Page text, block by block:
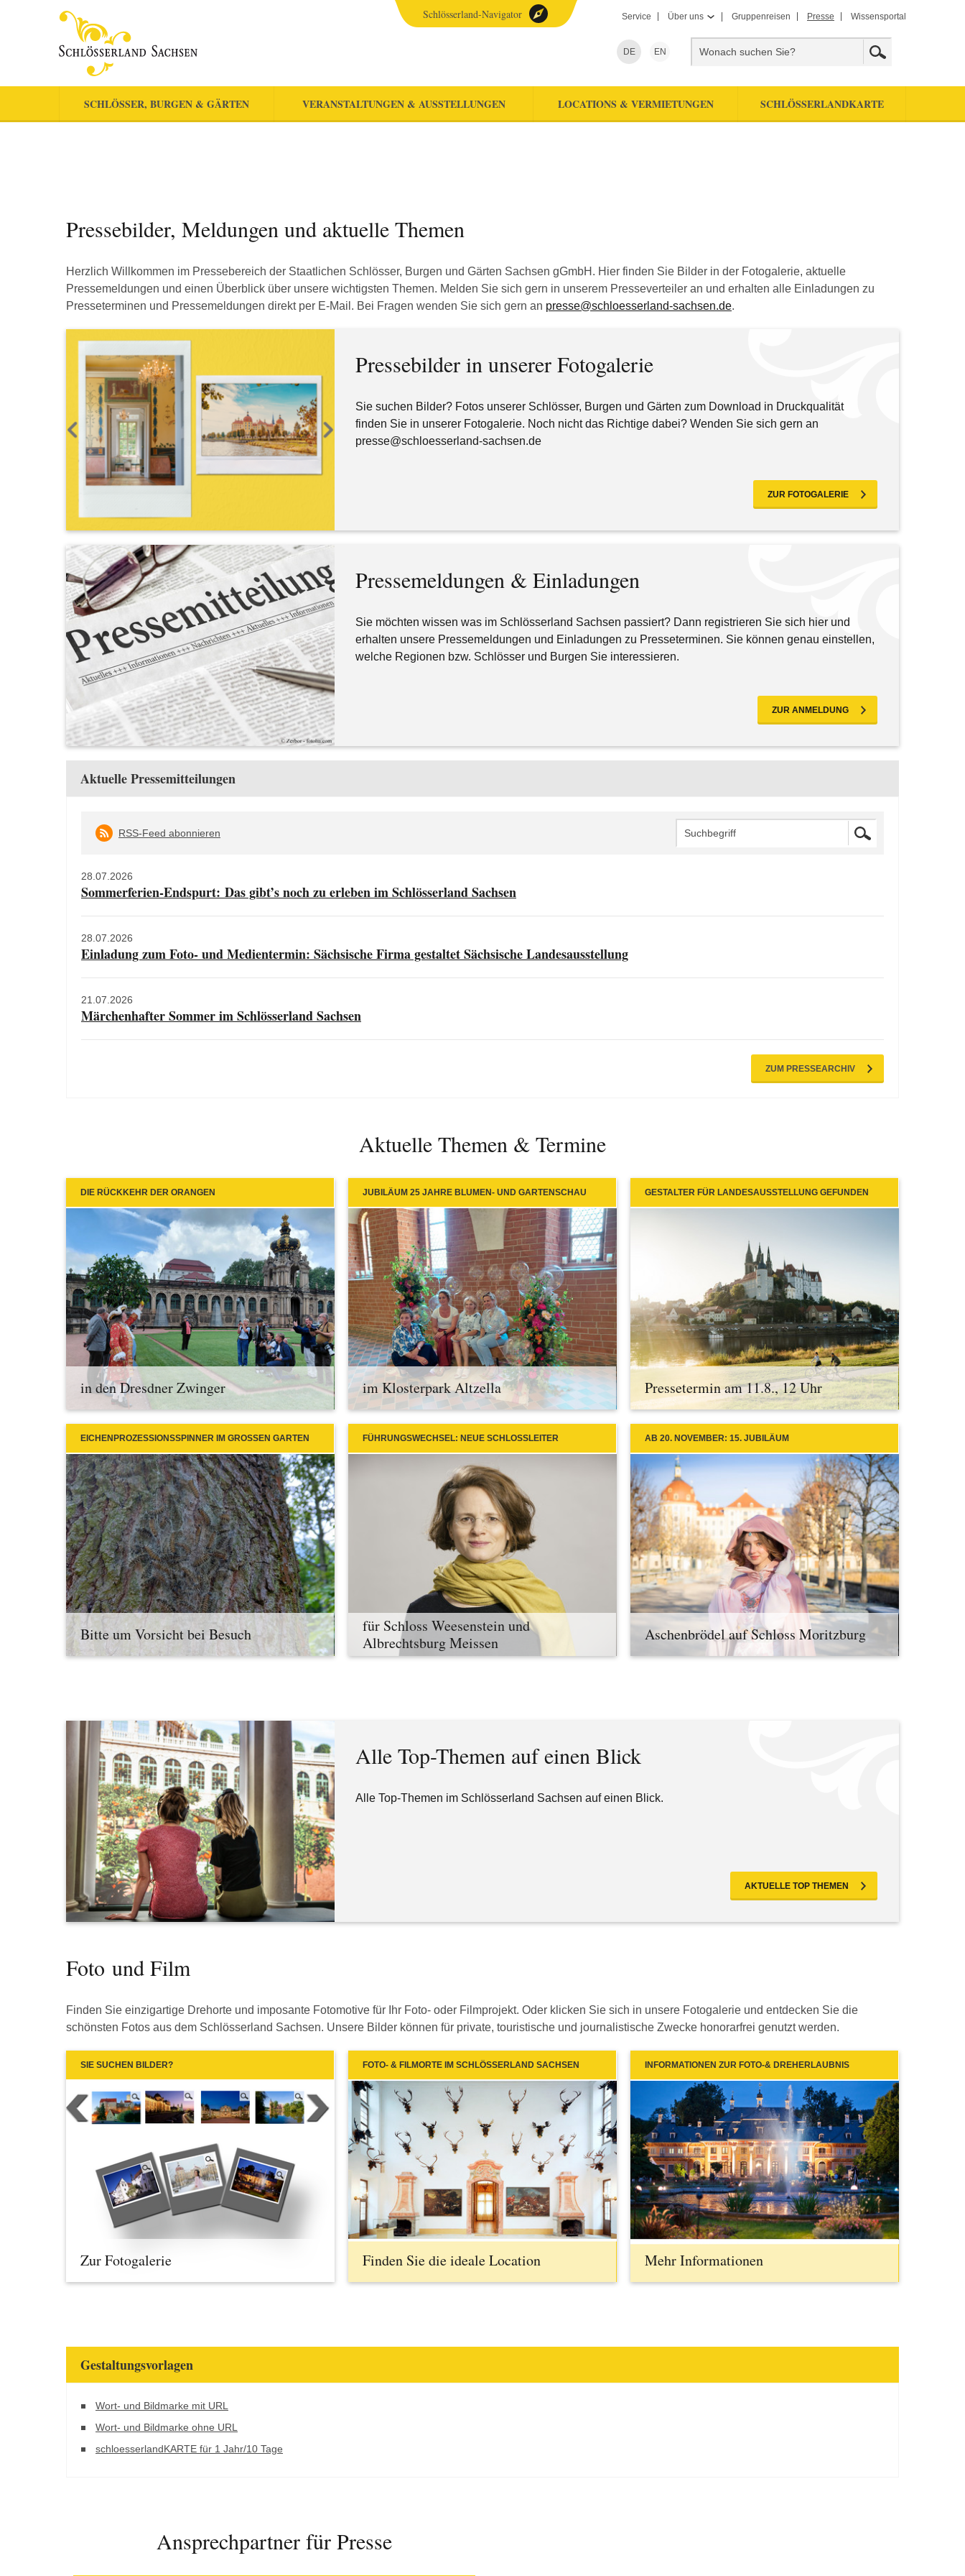
Service Über uns Gruppenreisen Presse Wissensportal
DE EN
SCHLÖSSER, BURGEN & GÄRTEN VERANSTALTUNGEN & AUSSTELLUNGEN LOCATIONS & VERMIETUNGEN SCHLÖSSERLANDKARTE
Schlösserland-Navigator
Pressebilder, Meldungen und aktuelle Themen
Herzlich Willkommen im Pressebereich der Staatlichen Schlösser, Burgen und Gärten Sachsen gGmbH. Hier finden Sie Bilder in der Fotogalerie, aktuelle
Pressemeldungen und einen Überblick über unsere wichtigsten Themen. Melden Sie sich gern in unserem Presseverteiler an und erhalten alle Einladungen zu
Presseterminen und Pressemeldungen direkt per E-Mail. Bei Fragen wenden Sie sich gern an presse@schloesserland-sachsen.de.
Pressebilder in unserer Fotogalerie
Sie suchen Bilder? Fotos unserer Schlösser, Burgen und Gärten zum Download in Druckqualität
finden Sie in unserer Fotogalerie. Noch nicht das Richtige dabei? Wenden Sie sich gern an
presse@schloesserland-sachsen.de
ZUR FOTOGALERIE
Pressemeldungen & Einladungen
Sie möchten wissen was im Schlösserland Sachsen passiert? Dann registrieren Sie sich hier und
erhalten unsere Pressemeldungen und Einladungen zu Presseterminen. Sie können genau einstellen,
welche Regionen bzw. Schlösser und Burgen Sie interessieren.
ZUR ANMELDUNG
Aktuelle Pressemitteilungen
RSS-Feed abonnieren
28.07.2026
Sommerferien-Endspurt: Das gibt’s noch zu erleben im Schlösserland Sachsen
28.07.2026
Einladung zum Foto- und Medientermin: Sächsische Firma gestaltet Sächsische Landesausstellung
21.07.2026
Märchenhafter Sommer im Schlösserland Sachsen
ZUM PRESSEARCHIV
Aktuelle Themen & Termine
DIE RÜCKKEHR DER ORANGEN
in den Dresdner Zwinger
EICHENPROZESSIONSSPINNER IM GROSSEN GARTEN
Bitte um Vorsicht bei Besuch
JUBILÄUM 25 JAHRE BLUMEN- UND GARTENSCHAU
im Klosterpark Altzella
FÜHRUNGSWECHSEL: NEUE SCHLOSSLEITER
für Schloss Weesenstein und
Albrechtsburg Meissen
GESTALTER FÜR LANDESAUSSTELLUNG GEFUNDEN
Pressetermin am 11.8., 12 Uhr
AB 20. NOVEMBER: 15. JUBILÄUM
Aschenbrödel auf Schloss Moritzburg
Alle Top-Themen auf einen Blick
Alle Top-Themen im Schlösserland Sachsen auf einen Blick.
AKTUELLE TOP THEMEN
Foto und Film
Finden Sie einzigartige Drehorte und imposante Fotomotive für Ihr Foto- oder Filmprojekt. Oder klicken Sie sich in unsere Fotogalerie und entdecken Sie die
schönsten Fotos aus dem Schlösserland Sachsen. Unsere Bilder können für private, touristische und journalistische Zwecke honorarfrei genutzt werden.
SIE SUCHEN BILDER?
Zur Fotogalerie
FOTO- & FILMORTE IM SCHLÖSSERLAND SACHSEN
Finden Sie die ideale Location
INFORMATIONEN ZUR FOTO-& DREHERLAUBNIS
Mehr Informationen
Gestaltungsvorlagen
Wort- und Bildmarke mit URL
Wort- und Bildmarke ohne URL
schloesserlandKARTE für 1 Jahr/10 Tage
Ansprechpartner für Presse